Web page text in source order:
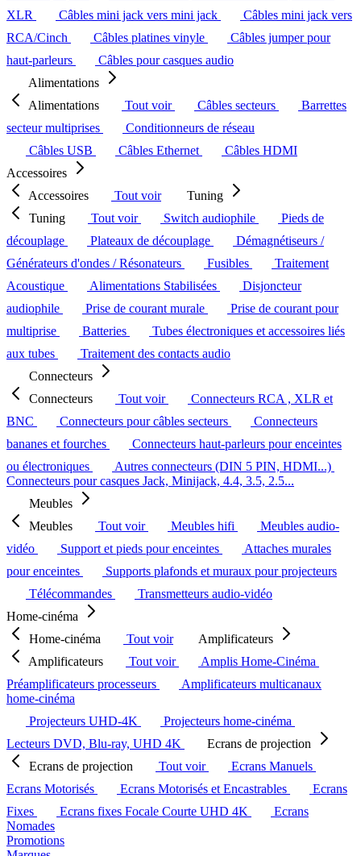
XLR
Câbles mini jack vers mini jack
Câbles mini jack vers
RCA/Cinch
Câbles platines vinyle
Câbles jumper pour
haut-parleurs
Câbles pour casques audio
Alimentations
Alimentations
Tout voir Câbles secteurs
Barrettes
secteur multiprises
Conditionneurs de réseau
Câbles USB
Câbles Ethernet
Câbles HDMI
Accessoires
Accessoires
Tout voir
Tuning
Tuning
Tout voir Switch audiophile
Pieds de
découplage
Plateaux de découplage
Démagnétiseurs /
Générateurs d'ondes / Résonateurs
Fusibles
Traitement
Acoustique
Alimentations Stabilisées
Disjoncteur
audiophile
Prise de courant murale
Prise de courant pour
multiprise
Batteries
Tubes électroniques et accessoires liés
aux tubes
Traitement des contacts audio
Connecteurs
Connecteurs
Tout voir
Connecteurs RCA , XLR et
BNC
Connecteurs pour câbles secteurs
Connecteurs
bananes et fourches
Connecteurs haut-parleurs pour enceintes
ou électroniques
Autres connecteurs (DIN 5 PIN, HDMI...)
Connecteurs pour casques Jack, Minijack, 4.4, 3.5, 2.5...
Meubles
Meubles
Tout voir Meubles hifi
Meubles audio-
vidéo
Support et pieds pour enceintes
Attaches murales
pour enceintes
Supports plafonds et muraux pour projecteurs
Télécommandes
Transmetteurs audio-vidéo
Home-cinéma
Home-cinéma
Tout voir
Amplificateurs
Amplificateurs
Tout voir
Amplis Home-Cinéma
Préamplificateurs processeurs
Amplificateurs multicanaux
home-cinéma
Projecteurs UHD-4K
Projecteurs home-cinéma
Lecteurs DVD, Blu-ray, UHD 4K
Ecrans de projection
Ecrans de projection
Tout voir
Ecrans Manuels
Ecrans Motorisés
Ecrans Motorisés et Encastrables
Ecrans
Fixes
Ecrans fixes Focale Courte UHD 4K
Ecrans
Nomades
Promotions